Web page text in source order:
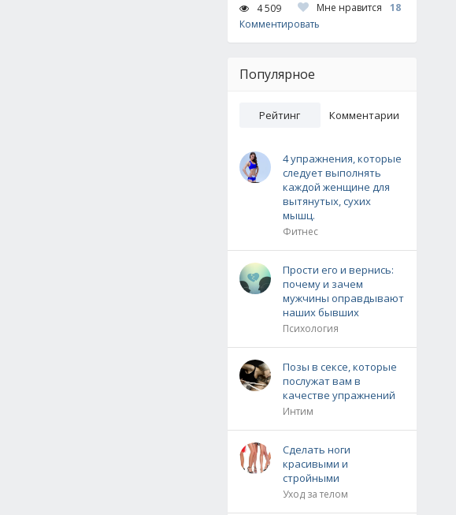
4 509 Мне нравится
18
Комментировать
Популярное
Рейтинг Комментарии
4 упражнения, которые
следует выполнять
каждой женщине для
вытянутых, сухих
мышц.
Фитнес
Прости его и вернись:
почему и зачем
мужчины оправдывают
наших бывших
Психология
Позы в сексе, которые
послужат вам в
качестве упражнений
Интим
Сделать ноги
красивыми и
стройными
Уход за телом